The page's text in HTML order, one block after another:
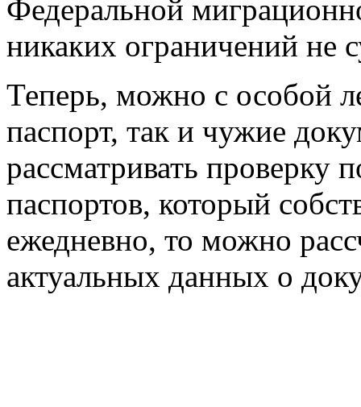
Федеральной
никаких ограничений не
Теперь, можно с особой
паспорт, так и чужие
рассматривать проверку
паспортов, который
ежедневно, то можно
актуальных данных о